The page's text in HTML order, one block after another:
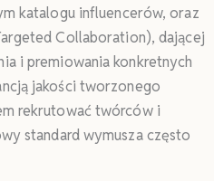
katalogu influencerów, oraz
Collaboration), dającej
i premiowania konkretnych
jakości tworzonego
rekrutować twórców i
standard wymusza często